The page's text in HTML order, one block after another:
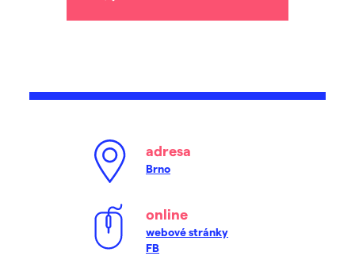
adresa
Brno
online
webové stránky
FB